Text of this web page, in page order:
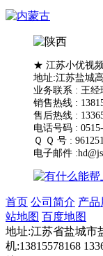
★ 江苏小优视
地址:江苏盐城
业务联系 : 王经
销售热线 :
售后热线 :
电话号码 :
Ｑ Ｑ 号 :
电子邮件
首页 公司简介 产品
站地图 百度地图
地址:江苏省盐城市
机:13815578168